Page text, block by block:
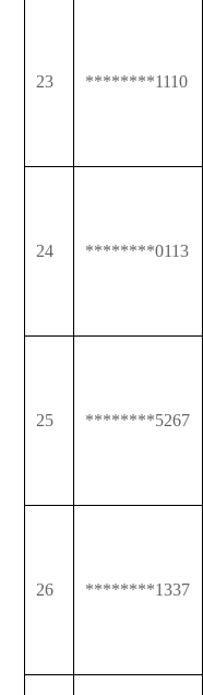
23 ********1110
24 ********0113
25 ********5267
26 ********1337